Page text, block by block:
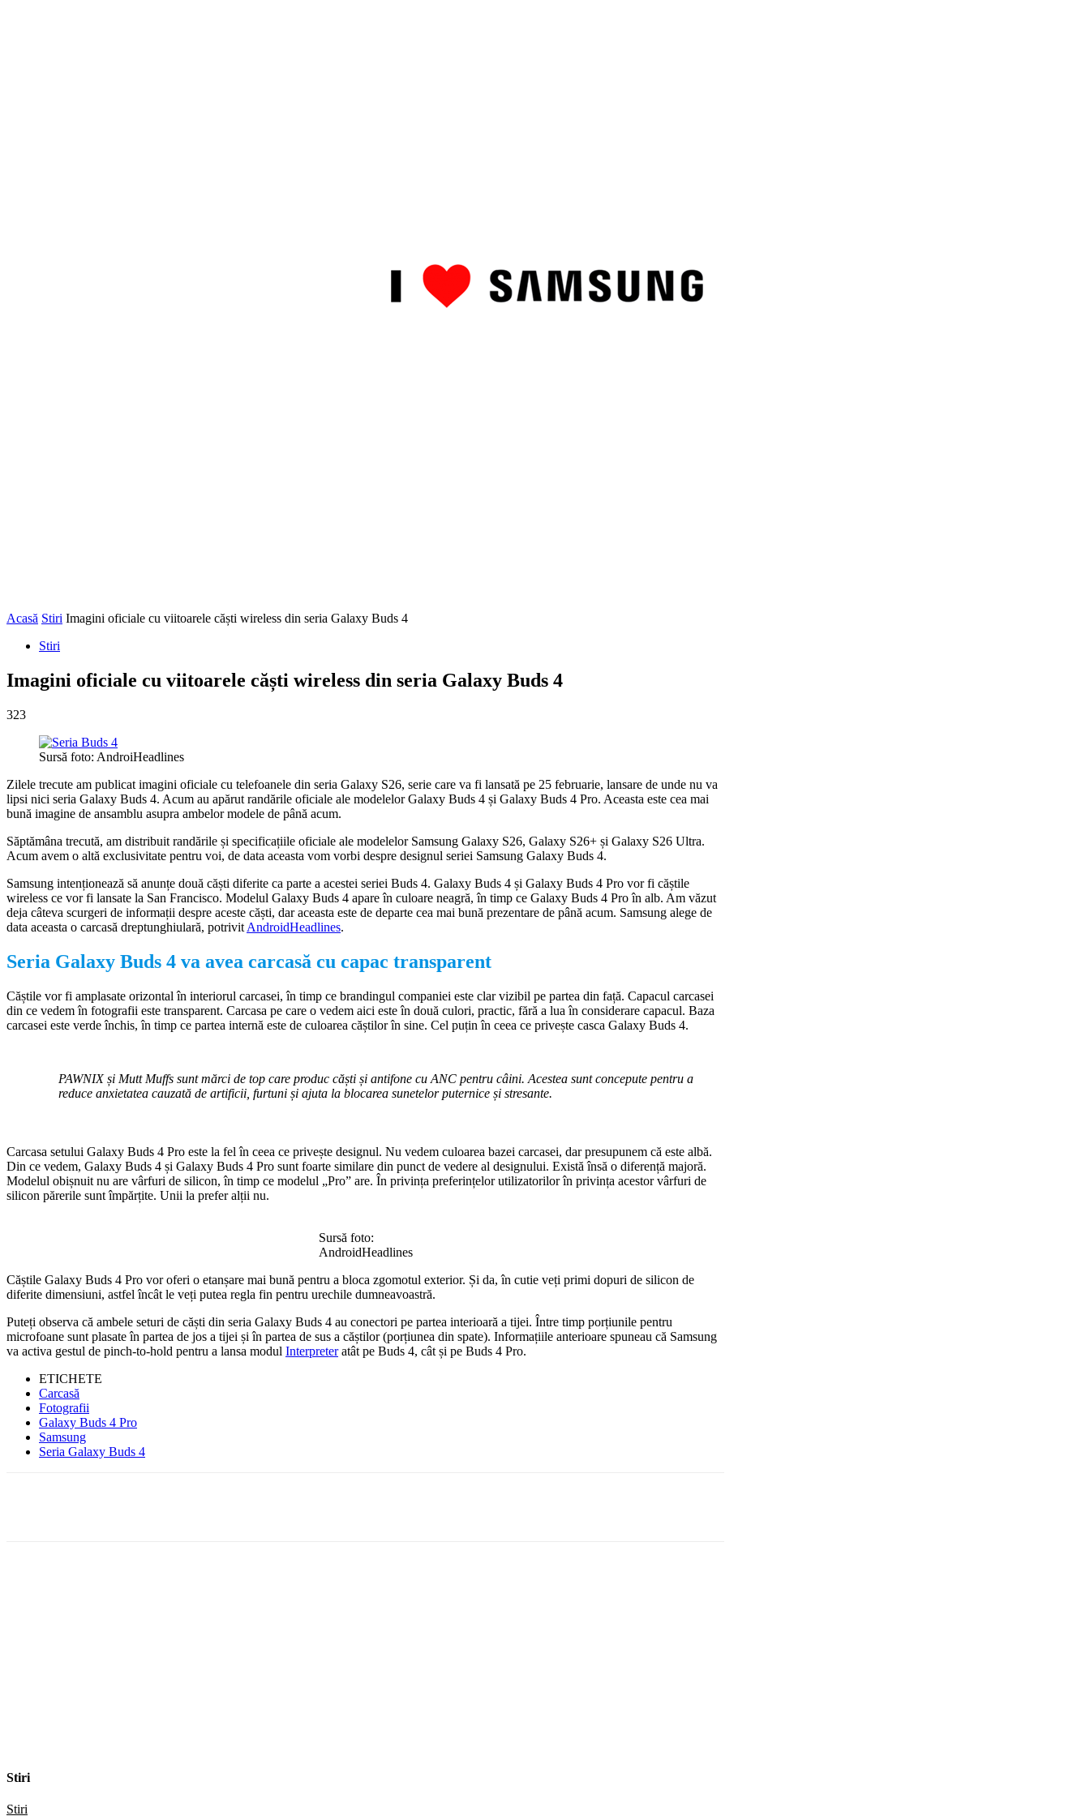
Acasă Stiri Imagini oficiale cu viitoarele căști wireless din seria Galaxy Buds 4
Stiri
Imagini oficiale cu viitoarele căști wireless din seria Galaxy Buds 4
323
Sursă foto: AndroiHeadlines
Zilele trecute am publicat imagini oficiale cu telefoanele din seria Galaxy S26, serie care va fi lansată pe 25 februarie, lansare de unde nu va
lipsi nici seria Galaxy Buds 4. Acum au apărut randările oficiale ale modelelor Galaxy Buds 4 și Galaxy Buds 4 Pro. Aceasta este cea mai
bună imagine de ansamblu asupra ambelor modele de până acum.
Săptămâna trecută, am distribuit randările și specificațiile oficiale ale modelelor Samsung Galaxy S26, Galaxy S26+ și Galaxy S26 Ultra.
Acum avem o altă exclusivitate pentru voi, de data aceasta vom vorbi despre designul seriei Samsung Galaxy Buds 4.
Samsung intenționează să anunțe două căști diferite ca parte a acestei seriei Buds 4. Galaxy Buds 4 și Galaxy Buds 4 Pro vor fi căștile
wireless ce vor fi lansate la San Francisco. Modelul Galaxy Buds 4 apare în culoare neagră, în timp ce Galaxy Buds 4 Pro în alb. Am văzut
deja câteva scurgeri de informații despre aceste căști, dar aceasta este de departe cea mai bună prezentare de până acum. Samsung alege de
data aceasta o carcasă dreptunghiulară, potrivit AndroidHeadlines.
Seria Galaxy Buds 4 va avea carcasă cu capac transparent
Căștile vor fi amplasate orizontal în interiorul carcasei, în timp ce brandingul companiei este clar vizibil pe partea din față. Capacul carcasei
din ce vedem în fotografii este transparent. Carcasa pe care o vedem aici este în două culori, practic, fără a lua în considerare capacul. Baza
carcasei este verde închis, în timp ce partea internă este de culoarea căștilor în sine. Cel puțin în ceea ce privește casca Galaxy Buds 4.
PAWNIX și Mutt Muffs sunt mărci de top care produc căști și antifone cu ANC pentru câini. Acestea sunt concepute pentru a
reduce anxietatea cauzată de artificii, furtuni și ajuta la blocarea sunetelor puternice și stresante.
Carcasa setului Galaxy Buds 4 Pro este la fel în ceea ce privește designul. Nu vedem culoarea bazei carcasei, dar presupunem că este albă.
Din ce vedem, Galaxy Buds 4 și Galaxy Buds 4 Pro sunt foarte similare din punct de vedere al designului. Există însă o diferență majoră.
Modelul obișnuit nu are vârfuri de silicon, în timp ce modelul „Pro” are. În privința preferințelor utilizatorilor în privința acestor vârfuri de
silicon părerile sunt împărțite. Unii la prefer alții nu.
Sursă foto:
AndroidHeadlines
Căștile Galaxy Buds 4 Pro vor oferi o etanșare mai bună pentru a bloca zgomotul exterior. Și da, în cutie veți primi dopuri de silicon de
diferite dimensiuni, astfel încât le veți putea regla fin pentru urechile dumneavoastră.
Puteți observa că ambele seturi de căști din seria Galaxy Buds 4 au conectori pe partea interioară a tijei. Între timp porțiunile pentru
microfoane sunt plasate în partea de jos a tijei și în partea de sus a căștilor (porțiunea din spate). Informațiile anterioare spuneau că Samsung
va activa gestul de pinch-to-hold pentru a lansa modul Interpreteratât pe Buds 4, cât și pe Buds 4 Pro.
ETICHETE
Carcasă
Fotografii
Galaxy Buds 4 Pro
Samsung
Seria Galaxy Buds 4
Stiri
Stiri